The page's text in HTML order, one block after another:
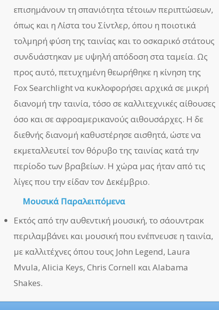
επισημάνουν τη σπανιότητα τέτοιων περιπτώσεων,
όπως και η Λίστα του Σίντλερ, όπου η ποιοτικά
τολμηρή φύση της ταινίας και το οσκαρικό στάτους
συνδυάστηκαν με υψηλή απόδοση στα ταμεία. Ως
προς αυτό, πετυχημένη θεωρήθηκε η κίνηση της
Fox Searchlight να κυκλοφορήσει αρχικά σε μικρή
διανομή την ταινία, τόσο σε καλλιτεχνικές αίθουσες
όσο και σε αφροαμερικανούς αιθουσάρχες. Η δε
διεθνής διανομή καθυστέρησε αισθητά, ώστε να
εκμεταλλευτεί τον θόρυβο της ταινίας κατά την
περίοδο των βραβείων. Η χώρα μας ήταν από τις
λίγες που την είδαν τον Δεκέμβριο.
Μουσικά Παραλειπόμενα
Εκτός από την αυθεντική μουσική, το σάουντρακ
περιλαμβάνει και μουσική που ενέπνευσε η ταινία,
με καλλιτέχνες όπου τους John Legend, Laura
Mvula, Alicia Keys, Chris Cornell και Alabama
Shakes.